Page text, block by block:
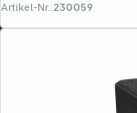
Artikel-Nr.:230059